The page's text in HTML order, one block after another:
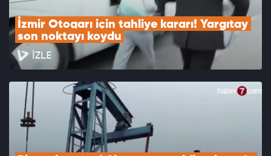
İzmir Otogarı için tahliye kararı! Yargıtay
son noktayı koydu
İZLE